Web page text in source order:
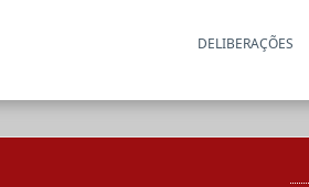
DELIBERAÇÕES